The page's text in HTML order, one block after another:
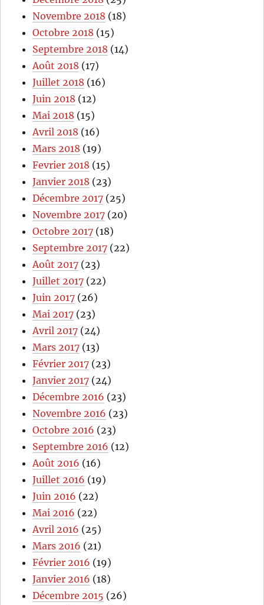
Novembre 2018 (18)
Octobre 2018 (15)
Septembre 2018 (14)
Août 2018 (17)
Juillet 2018 (16)
Juin 2018 (12)
Mai 2018 (15)
Avril 2018 (16)
Mars 2018 (19)
Fevrier 2018 (15)
Janvier 2018 (23)
Décembre 2017 (25)
Novembre 2017 (20)
Octobre 2017 (18)
Septembre 2017 (22)
Août 2017 (23)
Juillet 2017 (22)
Juin 2017 (26)
Mai 2017 (23)
Avril 2017 (24)
Mars 2017 (13)
Février 2017 (23)
Janvier 2017 (24)
Décembre 2016 (23)
Novembre 2016 (23)
Octobre 2016 (23)
Septembre 2016 (12)
Août 2016 (16)
Juillet 2016 (19)
Juin 2016 (22)
Mai 2016 (22)
Avril 2016 (25)
Mars 2016 (21)
Février 2016 (19)
Janvier 2016 (18)
Décembre 2015 (26)